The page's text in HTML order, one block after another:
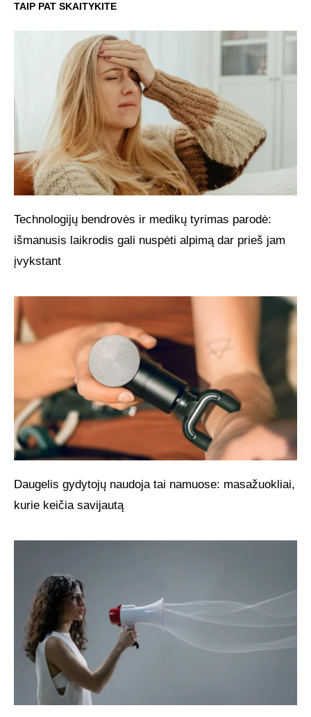
TAIP PAT SKAITYKITE
Technologijų bendrovės ir medikų tyrimas parodė:
išmanusis laikrodis gali nuspėti alpimą dar prieš jam
įvykstant
Daugelis gydytojų naudoja tai namuose: masažuokliai,
kurie keičia savijautą